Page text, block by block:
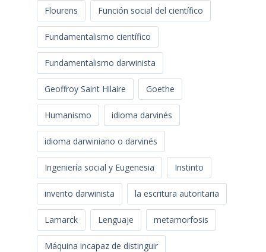
Flourens Función social del científico
Fundamentalismo científico
Fundamentalismo darwinista
Geoffroy Saint Hilaire Goethe
Humanismo idioma darvinés
idioma darwiniano o darvinés
Ingeniería social y Eugenesia Instinto
invento darwinista la escritura autoritaria
Lamarck Lenguaje metamorfosis
Máquina incapaz de distinguir